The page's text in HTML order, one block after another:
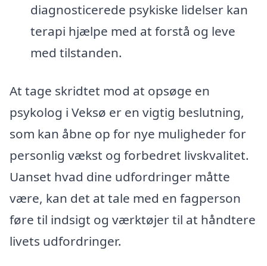
diagnosticerede psykiske lidelser kan
terapi hjælpe med at forstå og leve
med tilstanden.
At tage skridtet mod at opsøge en
psykolog i Veksø er en vigtig beslutning,
som kan åbne op for nye muligheder for
personlig vækst og forbedret livskvalitet.
Uanset hvad dine udfordringer måtte
være, kan det at tale med en fagperson
føre til indsigt og værktøjer til at håndtere
livets udfordringer.